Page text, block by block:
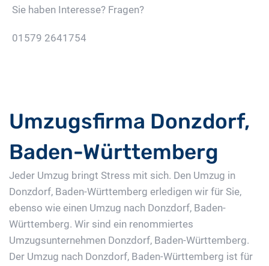
Sie haben Interesse? Fragen?
01579 2641754
Umzugsfirma Donzdorf,
Baden-Württemberg
Jeder Umzug bringt Stress mit sich. Den Umzug in
Donzdorf, Baden-Württemberg erledigen wir für Sie,
ebenso wie einen Umzug nach Donzdorf, Baden-
Württemberg. Wir sind ein renommiertes
Umzugsunternehmen Donzdorf, Baden-Württemberg.
Der Umzug nach Donzdorf, Baden-Württemberg ist für